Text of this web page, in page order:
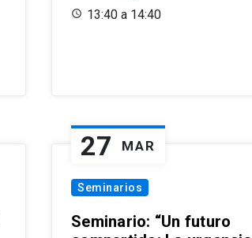
13:40 a 14:40
27 MAR
Seminarios
Seminario: “Un futuro